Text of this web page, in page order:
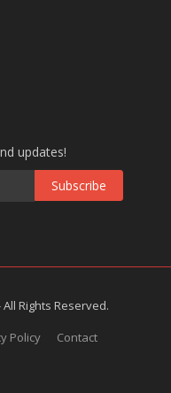
updates!
Subscribe
Rights Reserved.
Policy Contact